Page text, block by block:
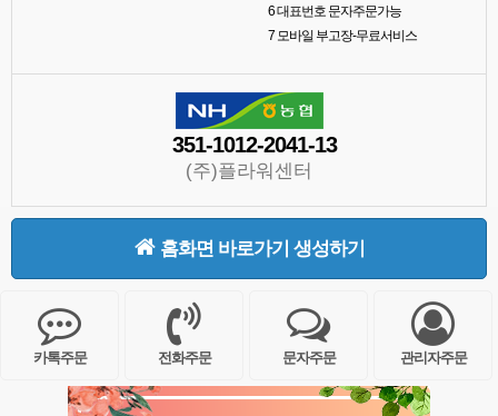
6대표번호 문자주문가능
7모바일 부고장-무료서비스
351-1012-2041-13
(주)플라워센터
홈화면 바로가기 생성하기
카톡주문 전화주문 문자주문 관리자주문